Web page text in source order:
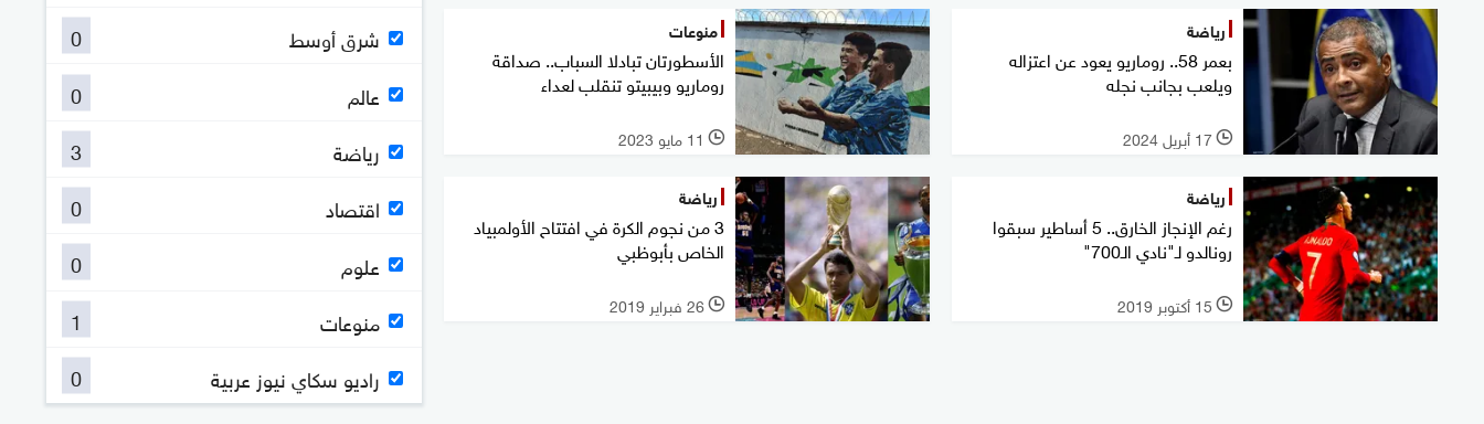
رياضة
بعمر 58.. روماريو يعود عن اعتزاله
ويلعب بجانب نجله
l 17 أبريل 2024
منوعات
الأسطورتان تبادلا السباب.. صداقة
روماريو وبيبيتو تنقلب لعداء
l 11 مايو 2023
رياضة
رغم الإنجاز الخارق.. 5 أساطير سبقوا
رونالدو لـ"نادي الـ700"
l 15 أكتوبر 2019
رياضة
3 من نجوم الكرة في افتتاح الأولمبياد
الخاص بأبوظبي
l 26 فبراير 2019
شرق أوسط
0
عالم
0
رياضة
3
اقتصاد
0
علوم
0
منوعات
1
راديو سكاي نيوز عربية
0